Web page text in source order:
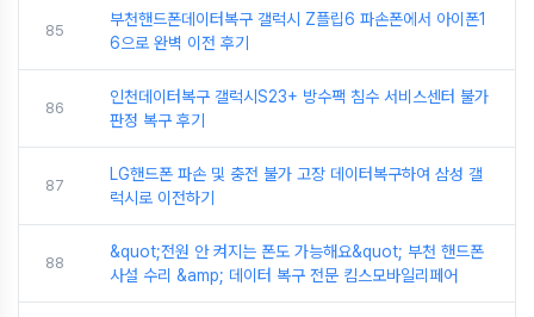
85
부천핸드폰데이터복구 갤럭시 Z플립6 파손폰에서 아이폰1
6으로 완벽 이전 후기
86
인천데이터복구 갤럭시S23+ 방수팩 침수 서비스센터 불가
판정 복구 후기
87
LG핸드폰 파손 및 충전 불가 고장 데이터복구하여 삼성 갤
럭시로 이전하기
88
&quot;전원 안 켜지는 폰도 가능해요&quot; 부천 핸드폰
사설 수리 &amp; 데이터 복구 전문 킴스모바일리페어